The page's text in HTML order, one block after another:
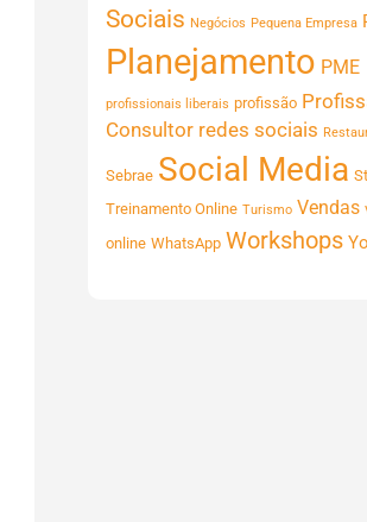
Sociais Negócios Pequena Empresa
Planejamento PME
profissionais liberais profissão
Consultor redes sociais
Sebrae Social Media
Treinamento Online Turismo Vendas
online WhatsApp Workshops